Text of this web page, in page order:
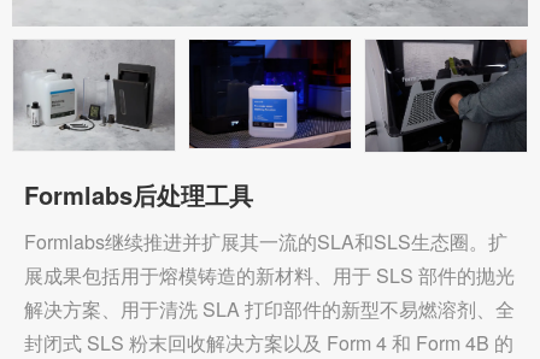
Formlabs后处理工具
Formlabs继续推进并扩展其一流的SLA和SLS生态圈。扩
展成果包括用于熔模铸造的新材料、用于 SLS 部件的抛光
解决方案、用于清洗 SLA 打印部件的新型不易燃溶剂、全
封闭式 SLS 粉末回收解决方案以及 Form 4 和 Form 4B 的